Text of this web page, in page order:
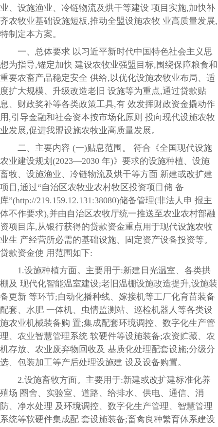
业、设施渔业、冷链物流及烘干等建设 项目实施,加快补
齐农牧业基础设施短板,推动全盟设施农牧 业高质量发展,
特制定本方案。
一、总体要求 以习近平新时代中国特色社会主义思
想为指导,锚定加快 建设农牧业强盟目标,围绕保障粮食和
重要农畜产品稳定安全 供给,以优化设施农牧业布局、适
度扩大规模、升级改造老旧 设施等为重点,通过贷款贴
息、财政奖补等各类政策工具,有 效发挥财政资金撬动作
用,引导金融和社会资本按市场化原则 投向现代设施农牧
业发展,促进我盟设施农牧业高质量发展。
二、主要内容 (一)贴息范围。 符合《全国现代设施
农业建设规划(2023—2030 年)》要求的设施种植、设施
畜牧、设施渔业、冷链物流及烘干等方面 新建或改扩建
项目,通过“自治区农牧业农村牧区投资项目储 备
库”(http://219.159.12.131:38080)储备管理(非法人申 报主
体不作要求),并由自治区农牧厅统一推送至农业农村部融
资项目库,从银行获得的贷款资金重点用于现代设施农牧
业生 产经营所必需的基础设施、固定资产设备投资等。
贷款资金使 用范围如下:
1.设施种植方面。主要用于:新建日光温室、各类拱
棚及 现代化智能温室建设;老旧温棚设施改造提升,设施装
备更新 等环节;自动化播种线、嫁接机等工厂化育苗装备
配套、水肥 一体机、虫情监测站、巡检机器人等各类设
施农业机械装备购 置;集成配套环境调控、数字化生产管
理、农业智慧管理系统 软硬件等设施装备;农资贮藏、农
机存放、农业废弃物回收及 基质化处理配套设施;分级分
选、包装加工等产后处理设施建 设及设备购置。
2.设施畜牧方面。主要用于:新建或改扩建标准化养
殖场 圈舍、实验室、道路、给排水、供电、通信、消
防、净水处理 及环境调控、数字化生产管理、智慧管理
系统等软硬件集成配 套设施装备;畜禽良种繁育体系建设